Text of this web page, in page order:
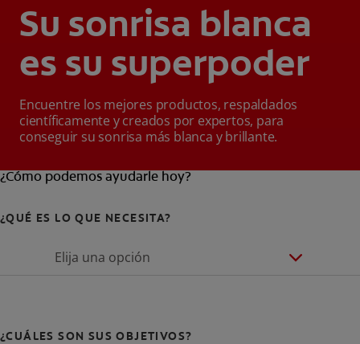
Su sonrisa blanca
es su superpoder
Encuentre los mejores productos, respaldados
científicamente y creados por expertos, para
conseguir su sonrisa más blanca y brillante.
¿Cómo podemos ayudarle hoy?
¿QUÉ ES LO QUE NECESITA?
Elija una opción
¿CUÁLES SON SUS OBJETIVOS?